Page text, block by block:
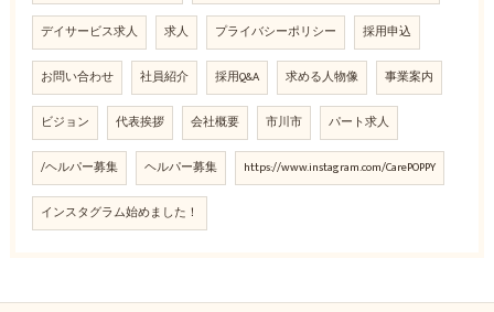
デイサービス求人 求人 プライバシーポリシー 採用申込
お問い合わせ 社員紹介 採用Q&A 求める人物像 事業案内
ビジョン 代表挨拶 会社概要 市川市 パート求人
/ヘルパー募集 ヘルパー募集 https://www.instagram.com/CarePOPPY
インスタグラム始めました！